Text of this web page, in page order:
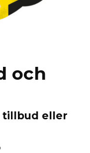
och
tillbud eller